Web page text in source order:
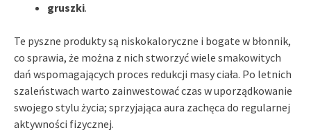
gruszki.
Te pyszne produkty są niskokaloryczne i bogate w błonnik,
co sprawia, że można z nich stworzyć wiele smakowitych
dań wspomagających proces redukcji masy ciała. Po letnich
szaleństwach warto zainwestować czas w uporządkowanie
swojego stylu życia; sprzyjająca aura zachęca do regularnej
aktywności fizycznej.